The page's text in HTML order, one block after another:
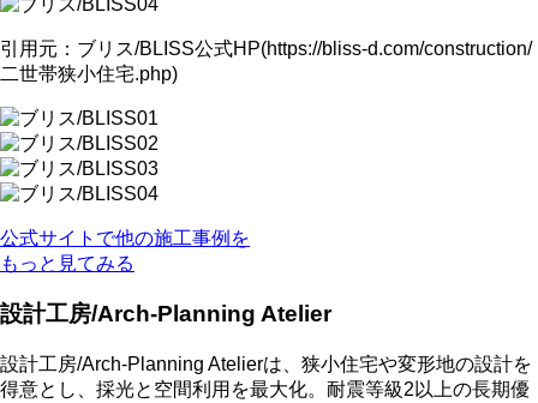
引用元：ブリス/BLISS公式HP(https://bliss-d.com/construction/
二世帯狭小住宅.php)
公式サイトで他の施工事例を
もっと見てみる
設計工房/Arch-Planning Atelier
設計工房/Arch-Planning Atelierは、狭小住宅や変形地の設計を
得意とし、採光と空間利用を最大化。耐震等級2以上の長期優